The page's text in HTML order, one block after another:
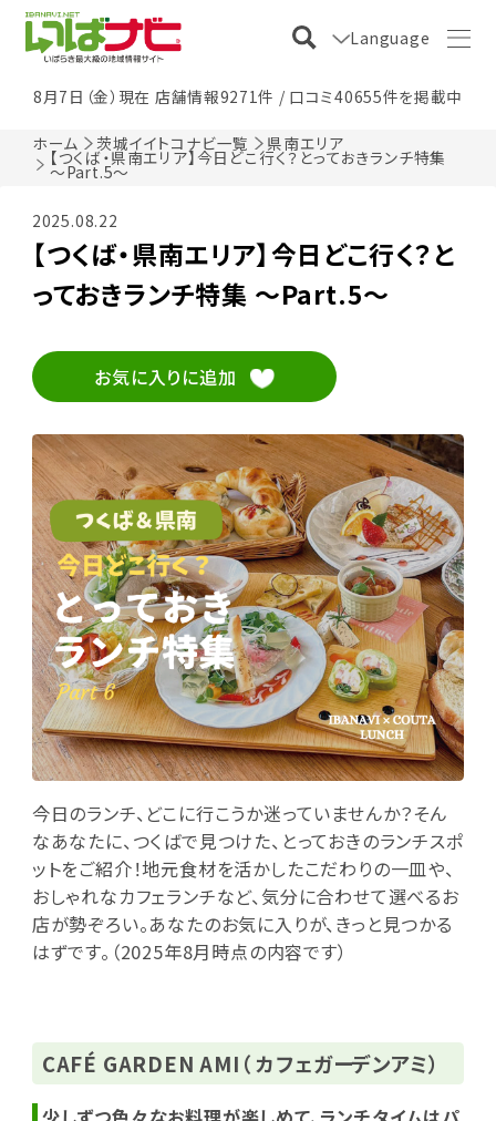
Language
8月7日（金）現在 店舗情報9271件 / 口コミ40655件を掲載中
ホーム 茨城イイトコナビ一覧 県南エリア
【つくば・県南エリア】今日どこ行く？とっておきランチ特集
～Part.5～
2025.08.22
【つくば・県南エリア】今日どこ行く？と
っておきランチ特集 ～Part.5～
お気に入りに追加
今日のランチ、どこに行こうか迷っていませんか？そん
なあなたに、つくばで見つけた、とっておきのランチスポ
ットをご紹介！地元食材を活かしたこだわりの一皿や、
おしゃれなカフェランチなど、気分に合わせて選べるお
店が勢ぞろい。あなたのお気に入りが、きっと見つかる
はずです。（2025年8月時点の内容です）
CAFÉ GARDEN AMI（ カフェガーデンアミ）